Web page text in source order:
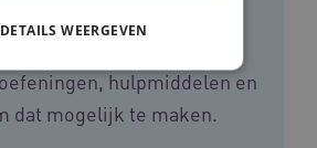
pakken? Dan wordt daar
Ook wordt er
hulpmiddelen en
dat mogelijk te maken.
DETAILS WEERGEVEN
cookies
Analytische cookies